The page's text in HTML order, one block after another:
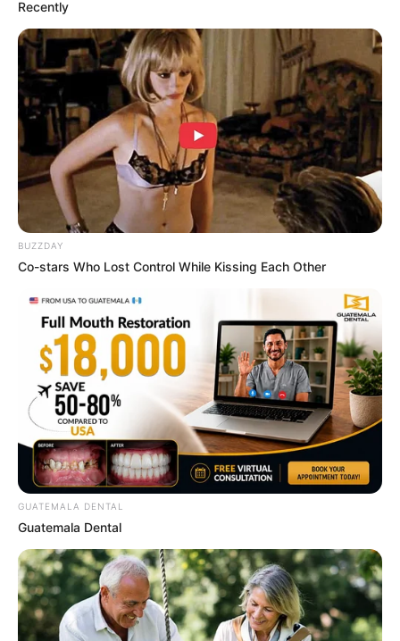
คนวันเสาร์
ไพ่ประจำวันของท่านในวันนี้ คือ ไพ่ตกต่ำ
วันนี้อาจรู้สึกผิดหวัง เสียใจไปเสียทุกอย่าง อย่า
คิดมากครับ เดี๋ยวจะแย่กว่าเดิม การงานไม่ลงตัว
รู้สึกเหมือนถึงทางตัน ได้เวลาคิดใหม่ เปลี่ยนแปลง
ใหม่ การเงินค่อนข้างแย่ เงินกำลังจะหมดกระเป๋า
ยามมงคลความสำเร็จ ทรัพย์ ลาภยศ
ก่อเกิด
เวลา 8.25-10.48 น.และ 15.37-18.00 น.
วันนี้ก่อนออกจากบ้านไปทำงาน ไป
ค้าขาย
Recently
BUZZDAY
Co-stars Who Lost Control While Kissing Each Other
GUATEMALA DENTAL
Guatemala Dental